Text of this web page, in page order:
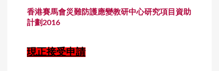
香港賽馬會災難防護應變教研中心研究項目資助
計劃2016
現正接受申請